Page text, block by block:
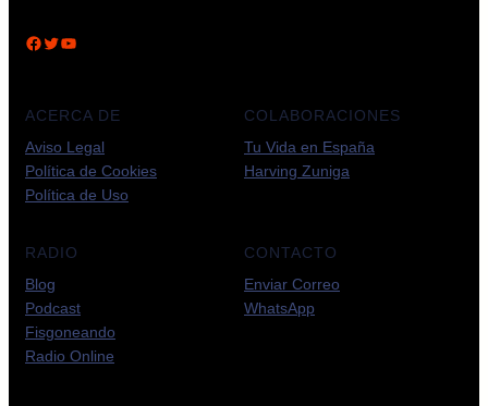
Facebook Twitter YouTube
ACERCA DE
Aviso Legal
Política de Cookies
Política de Uso
COLABORACIONES
Tu Vida en España
Harving Zuniga
RADIO
Blog
Podcast
Fisgoneando
Radio Online
CONTACTO
Enviar Correo
WhatsApp